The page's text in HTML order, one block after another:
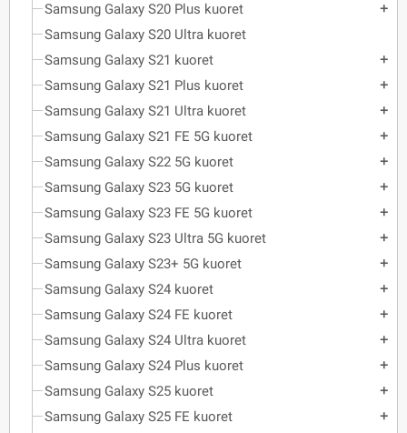
Samsung Galaxy S20 Plus kuoret add
Samsung Galaxy S20 Ultra kuoret
Samsung Galaxy S21 kuoret
add
Samsung Galaxy S21 Plus kuoret add
Samsung Galaxy S21 Ultra kuoret add
Samsung Galaxy S21 FE 5G kuoret add
Samsung Galaxy S22 5G kuoret add
Samsung Galaxy S23 5G kuoret add
Samsung Galaxy S23 FE 5G kuoret add
Samsung Galaxy S23 Ultra 5G kuoret add
Samsung Galaxy S23+ 5G kuoret add
Samsung Galaxy S24 kuoret add
Samsung Galaxy S24 FE kuoret add
Samsung Galaxy S24 Ultra kuoret add
Samsung Galaxy S24 Plus kuoret add
Samsung Galaxy S25 kuoret add
Samsung Galaxy S25 FE kuoret add